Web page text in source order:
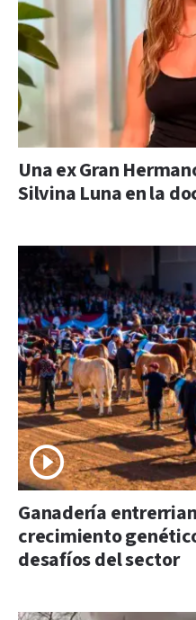
Una ex Gran
Silvina Luna en la
Ganadería
crecimiento
desafíos del sector